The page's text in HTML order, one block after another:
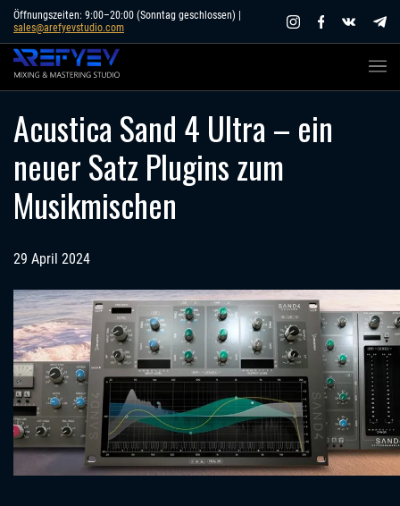
Skip
content
Öffnungszeiten: 9:00–20:00 (Sonntag geschlossen) |
sales@arefyevstudio.com
Acustica Sand 4 Ultra – ein
neuer Satz Plugins zum
Musikmischen
29 April 2024